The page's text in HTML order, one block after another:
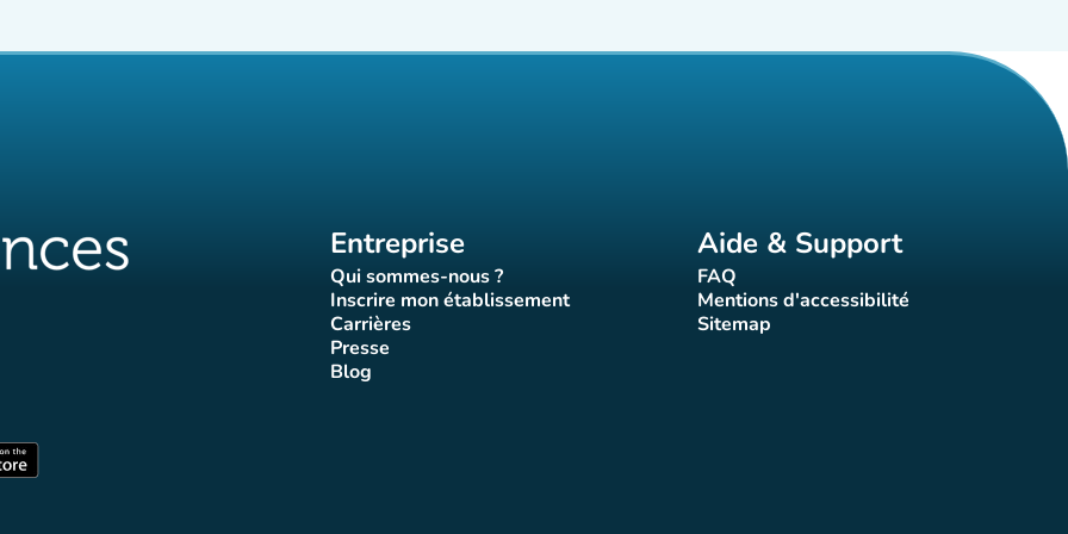
onglet)
Entreprise
Qui sommes-nous ?
(nouvel onglet)
Inscrire mon établissement
(nouvel onglet)
Carrières(nouvel onglet)
Presse(nouvel onglet)
Blog(nouvel onglet)
Aide & Support
FAQ(nouvel onglet)
Mentions d'accessibilité
(nouvel onglet)
Sitemap(nouvel onglet)